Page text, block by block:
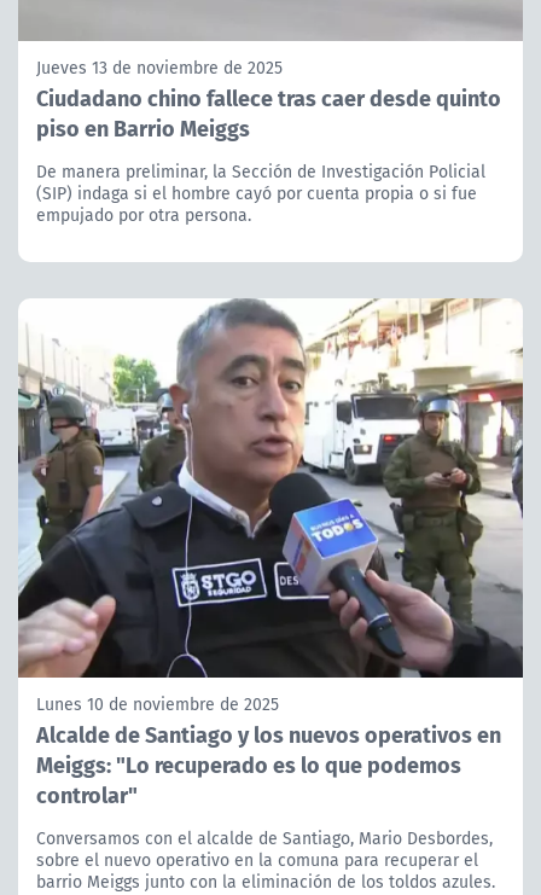
Jueves 13 de noviembre de 2025
Ciudadano chino fallece tras caer desde quinto
piso en Barrio Meiggs
De manera preliminar, la Sección de Investigación Policial
(SIP) indaga si el hombre cayó por cuenta propia o si fue
empujado por otra persona.
Lunes 10 de noviembre de 2025
Alcalde de Santiago y los nuevos operativos en
Meiggs: "Lo recuperado es lo que podemos
controlar"
Conversamos con el alcalde de Santiago, Mario Desbordes,
sobre el nuevo operativo en la comuna para recuperar el
barrio Meiggs junto con la eliminación de los toldos azules.